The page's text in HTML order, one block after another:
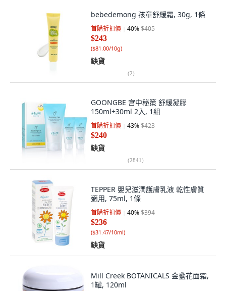
bebedemong 孩童舒緩霜, 30g, 1條
首購折扣價 40%$405
$243
($81.00/10g)
缺貨
(2)
GOONGBE 宫中秘策 舒緩凝膠
150ml+30ml 2入, 1組
首購折扣價 43%$423
$240
缺貨
(2841)
TEPPER 嬰兒滋潤護膚乳液 乾性膚質
適用, 75ml, 1條
首購折扣價 40%$394
$236
($31.47/10ml)
缺貨
Mill Creek BOTANICALS 金盞花面霜,
1罐, 120ml